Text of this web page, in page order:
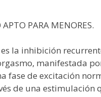
PARA MENORES.
es la inhibición
manifestada
fase de excitación
de una estimulación